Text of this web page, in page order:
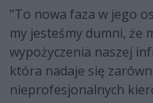
"To nowa faza w jego
my jesteśmy dumni, że
wypożyczenia naszej
która nadaje się
nieprofesjonalnych